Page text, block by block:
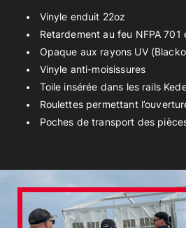
Vinyle enduit 22oz
Retardement au feu NFPA 701
Opaque aux rayons UV
Vinyle anti-moisissures
Toile insérée dans les rails
Roulettes permettant
Poches de transport des